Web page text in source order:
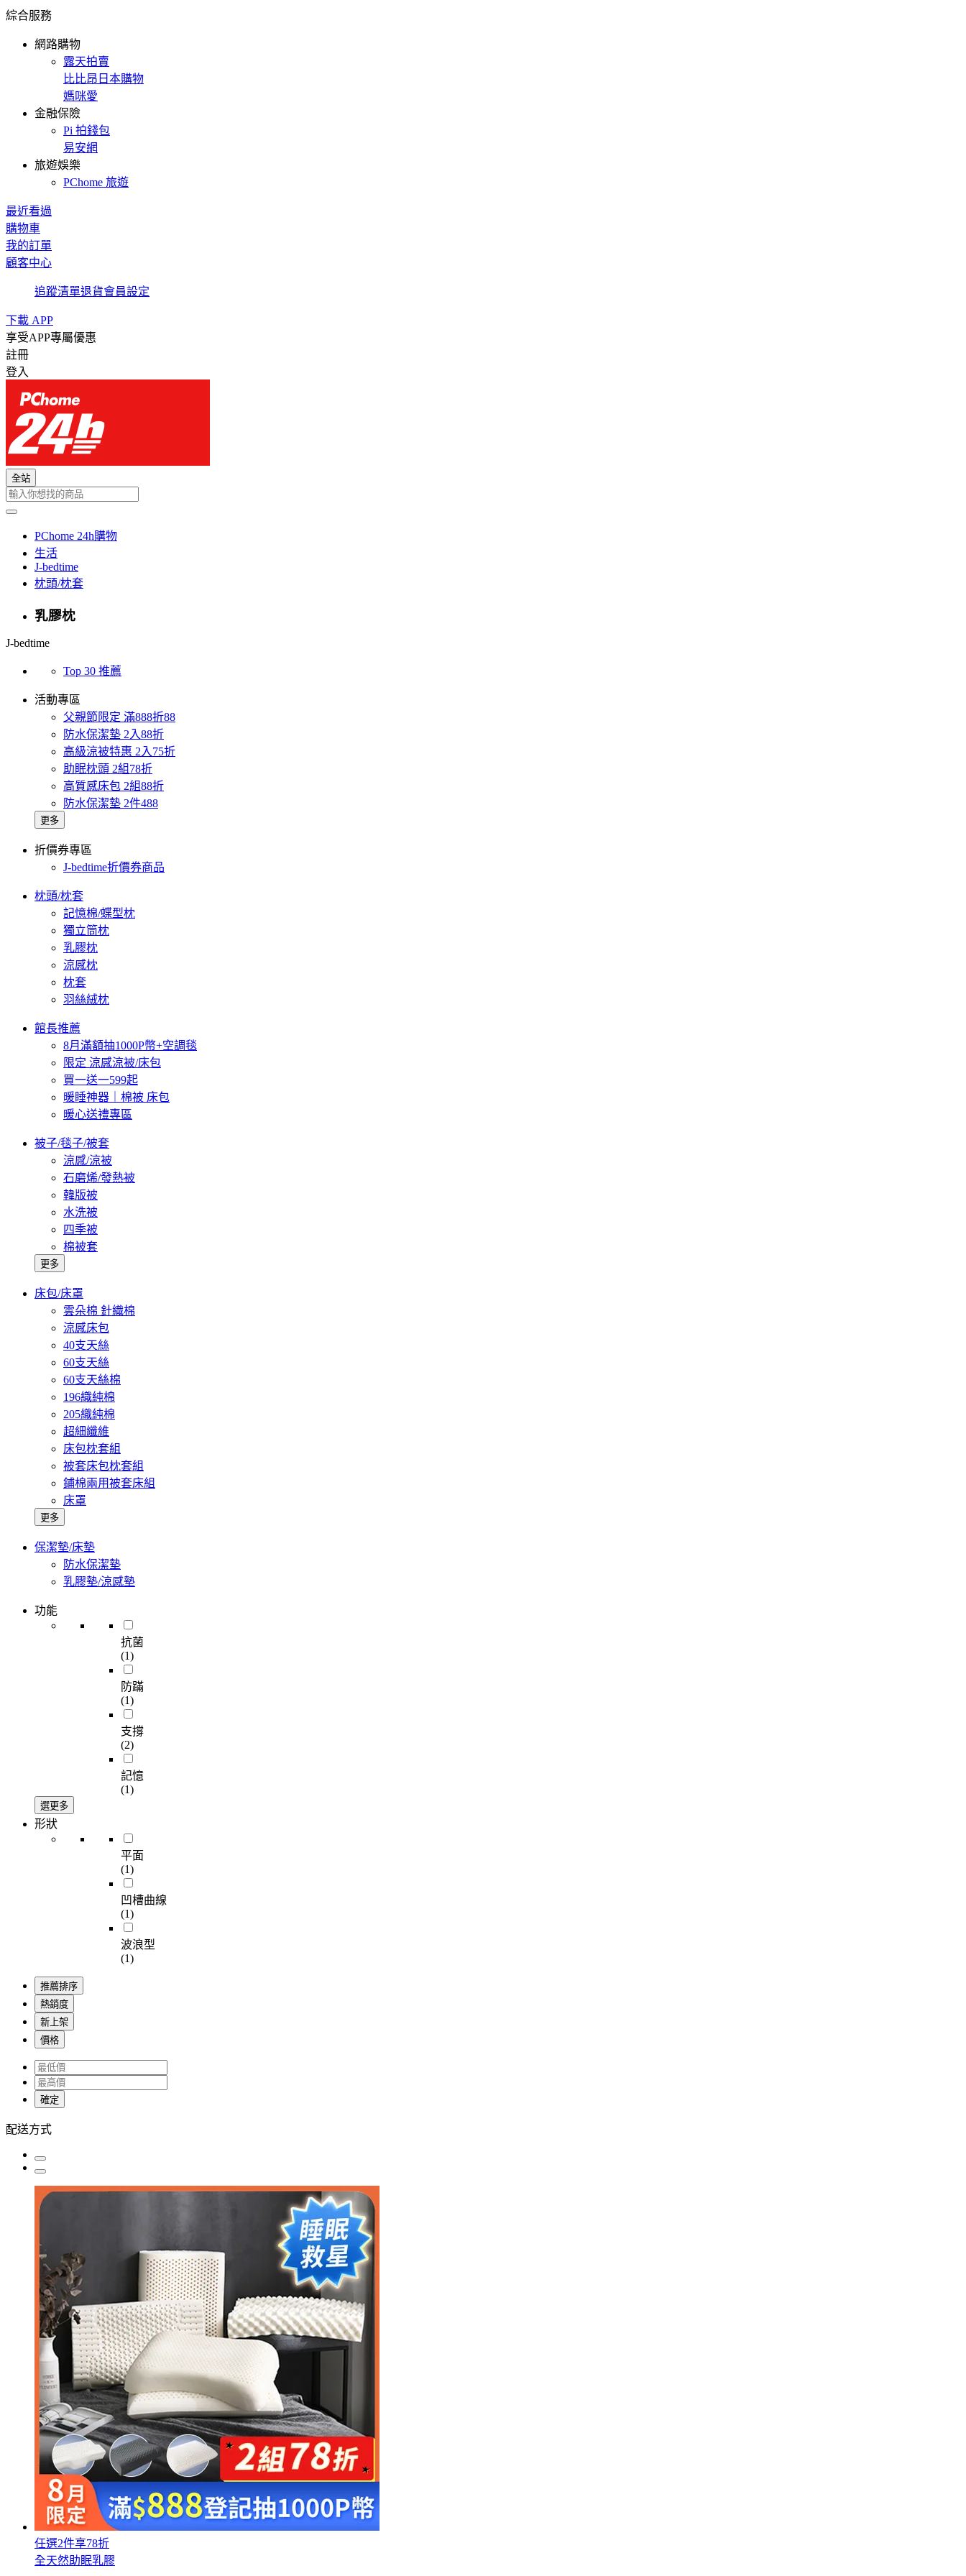
綜合服務
網路購物
露天拍賣
比比昂日本購物
媽咪愛
金融保險
Pi 拍錢包
易安網
旅遊娛樂
PChome 旅遊
最近看過
購物車
我的訂單
顧客中心
追蹤清單退貨會員設定
下載 APP
享受APP專屬優惠
註冊
登入
全站
PChome 24h購物
生活
J-bedtime
枕頭/枕套
乳膠枕
J-bedtime
Top 30 推薦
活動專區
父親節限定 滿888折88
防水保潔墊 2入88折
高級涼被特惠 2入75折
助眠枕頭 2組78折
高質感床包 2組88折
防水保潔墊 2件488
更多
折價券專區
J-bedtime折價券商品
枕頭/枕套
記憶棉/蝶型枕
獨立筒枕
乳膠枕
涼感枕
枕套
羽絲絨枕
館長推薦
8月滿額抽1000P幣+空調毯
限定 涼感涼被/床包
買一送一599起
暖睡神器｜棉被 床包
暖心送禮專區
被子/毯子/被套
涼感/涼被
石磨烯/發熱被
韓版被
水洗被
四季被
棉被套
更多
床包/床罩
雲朵棉 針織棉
涼感床包
40支天絲
60支天絲
60支天絲棉
196織純棉
205織純棉
超細纖維
床包枕套組
被套床包枕套組
鋪棉兩用被套床組
床罩
更多
保潔墊/床墊
防水保潔墊
乳膠墊/涼感墊
功能
抗菌
(1)
防蹣
(1)
支撐
(2)
記憶
(1)
選更多
形狀
平面
(1)
凹槽曲線
(1)
波浪型
(1)
推薦排序
熱銷度
新上架
價格
確定
配送方式
任選2件享78折
全天然助眠乳膠